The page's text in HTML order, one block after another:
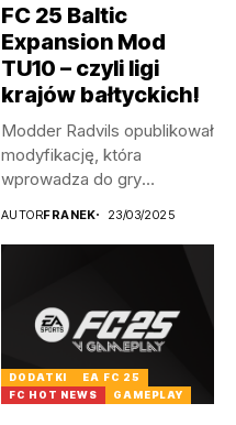
FC 25 Baltic
Expansion Mod
TU10 – czyli ligi
krajów bałtyckich!
Modder Radvils opublikował
modyfikację, która
wprowadza do gry
AUTORFRANEK 23/03/2025
DODATKI
EA FC 25
FC HOT NEWS
GAMEPLAY